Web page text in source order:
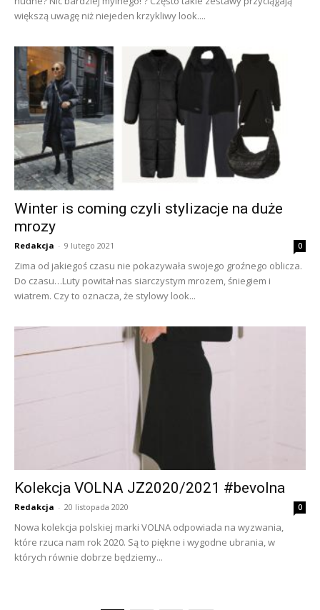
większą uwagę niż niejeden krzykliwy look....
Winter is coming czyli stylizacje na duże
mrozy
Redakcja - 9 lutego 2021 0
Zima od jakiegoś czasu nie pokazywała swojego groźnego oblicza.
Do czasu…Luty powitał nas siarczystym mrozem, śniegiem i
wiatrem. Czy to oznacza, że stylowy look...
Kolekcja VOLNA JZ2020/2021 #bevolna
Redakcja - 20 listopada 2020 0
Nowa kolekcja polskiej marki VOLNA odpowiada na wyzwania,
które rzuca nam rok 2020. Są to piękne i wygodne ubrania, w
których równie dobrze będziemy...